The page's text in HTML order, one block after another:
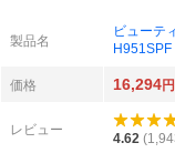
製品名
ビューテ
価格
16,294
レビュー
4.62 (